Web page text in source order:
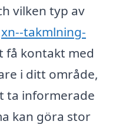
vilken typ av
xn--takmlning-
få kontakt med
i ditt område,
ta informerade
kan göra stor